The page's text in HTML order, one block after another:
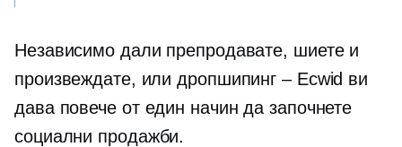
Независимо дали препродавате, шиете и
произвеждате, или дропшипинг – Ecwid ви
дава повече от един начин да започнете
социални продажби.